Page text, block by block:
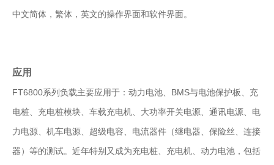
中文简体，繁体，英文的操作界面和软件界面。
应用
FT6800系列负载主要应用于：动力电池、BMS与电池保护板、充
电桩、充电桩模块、车载充电机、大功率开关电源、通讯电源、电
力电源、机车电源、超级电容、电流器件（继电器、保险丝、连接
器）等的测试。近年特别又成为充电桩、充电机、动力电池，包括